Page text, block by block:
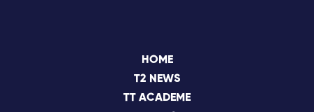
HOME
T2 NEWS
TT ACADEME